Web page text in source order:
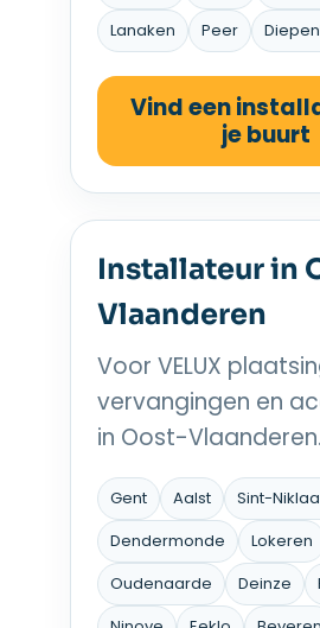
Lanaken
Peer
Vind een
je buurt
Installateur in
Vlaanderen
Voor VELUX
vervangingen en
in Oost-Vlaanderen.
Gent Aalst
Sint-
Dendermonde
Lokeren
Oudenaarde
Deinze